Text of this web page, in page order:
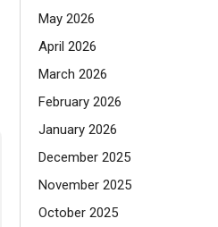
May 2026
April 2026
March 2026
February 2026
January 2026
December 2025
November 2025
October 2025